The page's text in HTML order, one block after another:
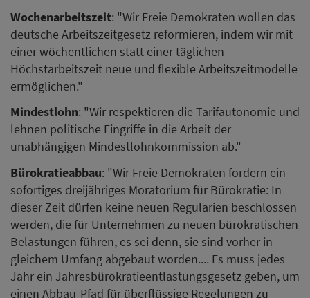
Wochenarbeitszeit: "Wir Freie Demokraten wollen das
deutsche Arbeitszeitgesetz reformieren, indem wir mit
einer wöchentlichen statt einer täglichen
Höchstarbeitszeit neue und flexible Arbeitszeitmodelle
ermöglichen."
Mindestlohn: "Wir respektieren die Tarifautonomie und
lehnen politische Eingriffe in die Arbeit der
unabhängigen Mindestlohnkommission ab."
Bürokratieabbau: "Wir Freie Demokraten fordern ein
sofortiges dreijähriges Moratorium für Bürokratie: In
dieser Zeit dürfen keine neuen Regularien beschlossen
werden, die für Unternehmen zu neuen bürokratischen
Belastungen führen, es sei denn, sie sind vorher in
gleichem Umfang abgebaut worden.... Es muss jedes
Jahr ein Jahresbürokratieentlastungsgesetz geben, um
einen Abbau-Pfad für überflüssige Regelungen zu